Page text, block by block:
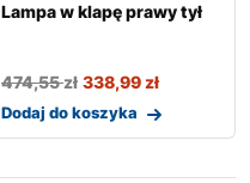
Lampa w klapę prawy tył
474,55zł 338,99zł
Dodaj do koszyka